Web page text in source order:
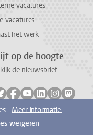
vacatures
vacatures
het werk
op de hoogte
de nieuwsbrief
Volg ons op bluesky
Volg ons op facebook
Volg ons op
Volg ons op
Volg ons
Volg
Meer informatie.
weigeren